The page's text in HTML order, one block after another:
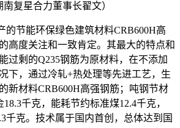
南复星合力董事长翟文）
节能环保绿色建筑材料CRB600H高
高度关注和一致肯定。其最大的特点和
过剩的Q235钢筋为原材料，在不添加
下，通过冷轧+热处理等先进工艺，生
新材料CRB600H高强钢筋；吨钢节材
千克，能耗节约标准煤12.4千克，
千克。技术属于国内首创，总体达到国